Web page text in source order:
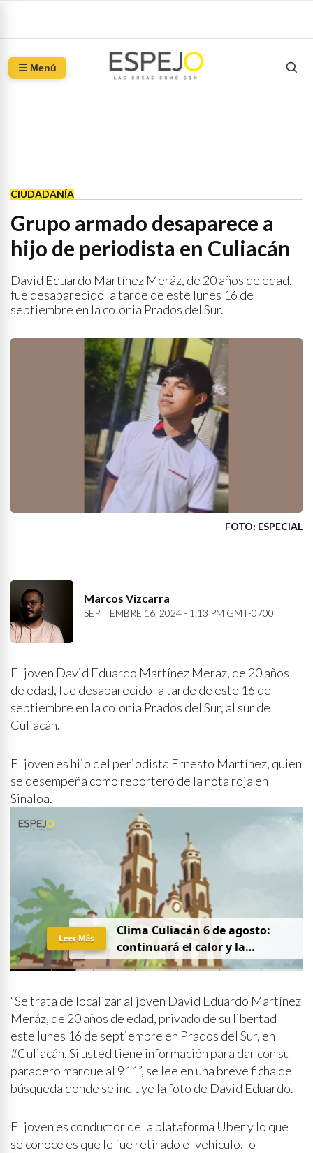
☰ Menú
CIUDADANÍA
Grupo armado desaparece a
hijo de periodista en Culiacán
David Eduardo Martínez Meráz, de 20 años de edad,
fue desaparecido la tarde de este lunes 16 de
septiembre en la colonia Prados del Sur.
FOTO: ESPECIAL
Marcos Vizcarra
SEPTIEMBRE 16, 2024 - 1:13 PM GMT-0700
El joven David Eduardo Martínez Meraz, de 20 años
de edad, fue desaparecido la tarde de este 16 de
septiembre en la colonia Prados del Sur, al sur de
Culiacán.
El joven es hijo del periodista Ernesto Martínez, quien
se desempeña como reportero de la nota roja en
Sinaloa.
Clima Culiacán 6 de agosto:
continuará el calor y la
probabilidad de lluvia
Leer Más
“Se trata de localizar al joven David Eduardo Martínez
Meráz, de 20 años de edad, privado de su libertad
este lunes 16 de septiembre en Prados del Sur, en
#Culiacán. Si usted tiene información para dar con su
paradero marque al 911”, se lee en una breve ficha de
búsqueda donde se incluye la foto de David Eduardo.
El joven es conductor de la plataforma Uber y lo que
se conoce es que le fue retirado el vehículo, lo